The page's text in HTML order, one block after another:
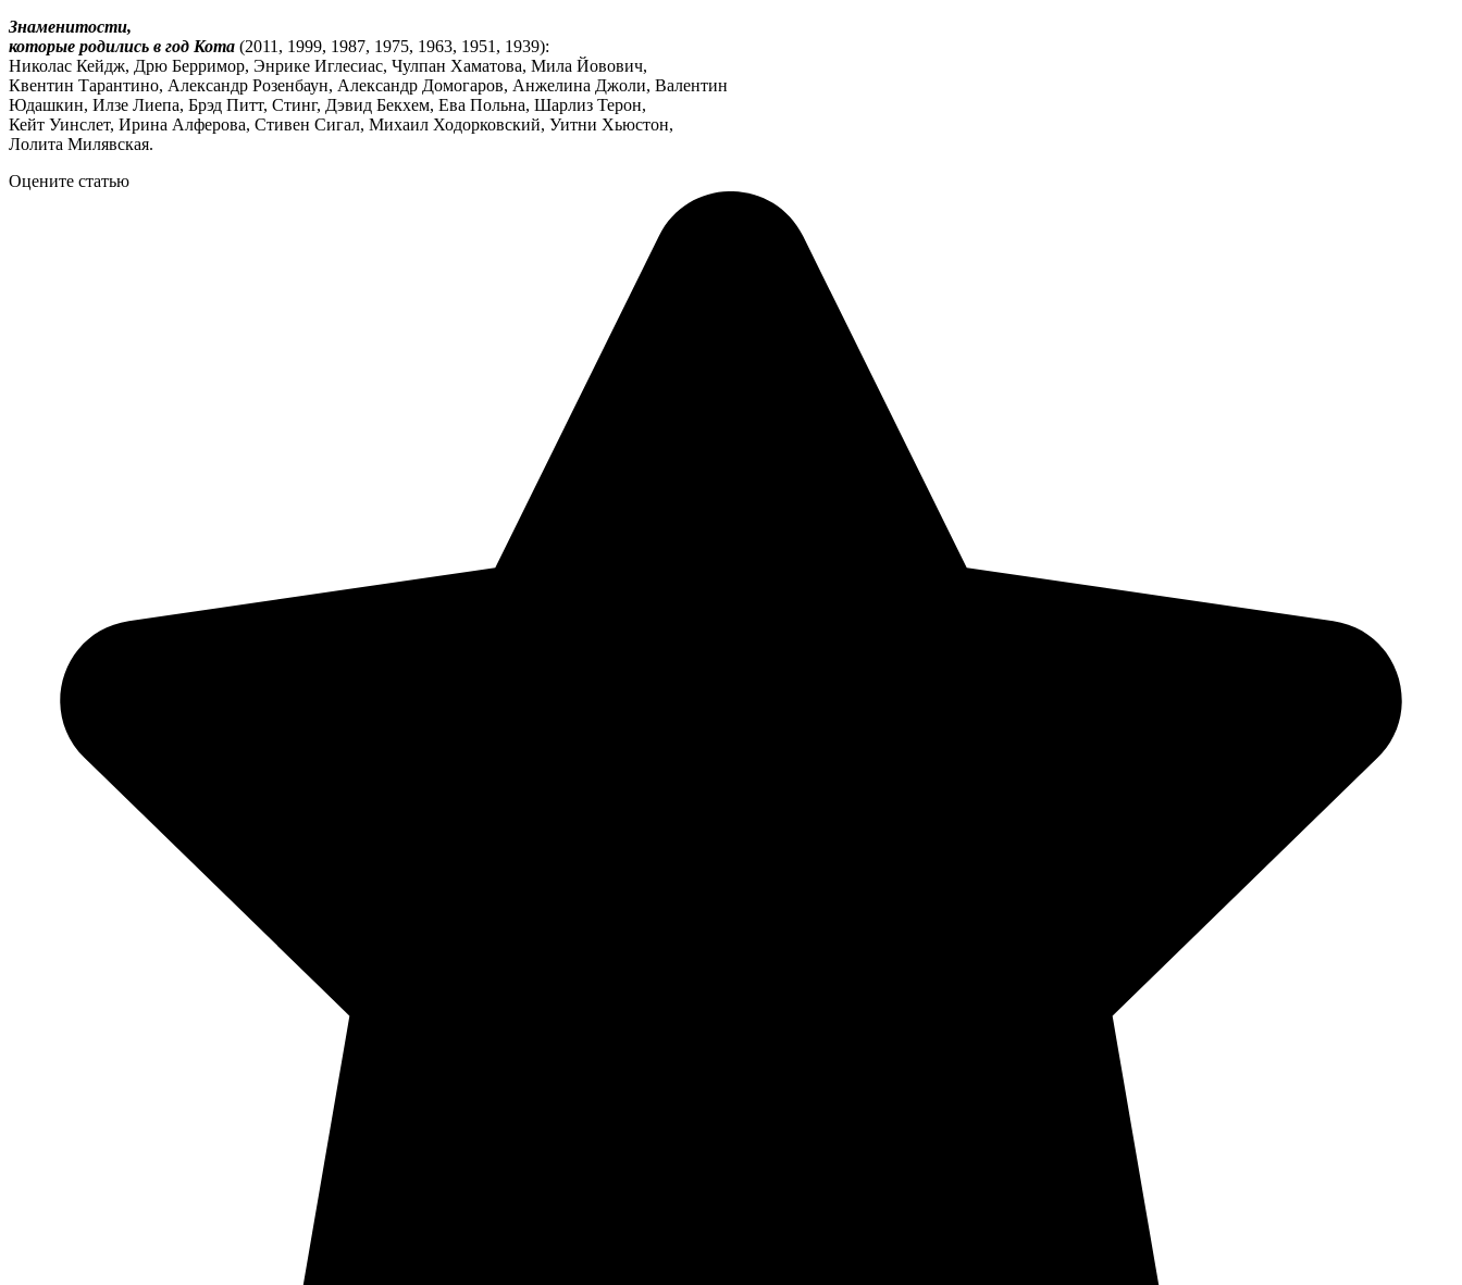
Знаменитости,
которые родились в год Кота (2011, 1999, 1987, 1975, 1963, 1951, 1939):
Николас Кейдж, Дрю Берримор, Энрике Иглесиас, Чулпан Хаматова, Мила Йовович,
Квентин Тарантино, Александр Розенбаун, Александр Домогаров, Анжелина Джоли, Валентин
Юдашкин, Илзе Лиепа, Брэд Питт, Стинг, Дэвид Бекхем, Ева Польна, Шарлиз Терон,
Кейт Уинслет, Ирина Алферова, Стивен Сигал, Михаил Ходорковский, Уитни Хьюстон,
Лолита Милявская.
Оцените статью